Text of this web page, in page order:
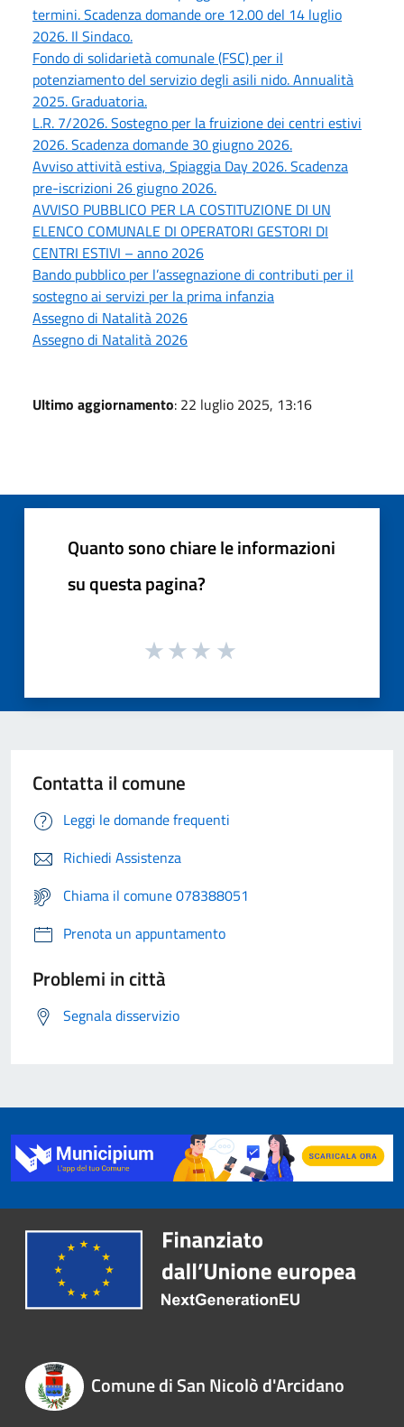
termini. Scadenza domande ore 12.00 del 14 luglio
2026. Il Sindaco.
Fondo di solidarietà comunale (FSC) per il
potenziamento del servizio degli asili nido. Annualità
2025. Graduatoria.
L.R. 7/2026. Sostegno per la fruizione dei centri estivi
2026. Scadenza domande 30 giugno 2026.
Avviso attività estiva, Spiaggia Day 2026. Scadenza
pre-iscrizioni 26 giugno 2026.
AVVISO PUBBLICO PER LA COSTITUZIONE DI UN
ELENCO COMUNALE DI OPERATORI GESTORI DI
CENTRI ESTIVI – anno 2026
Bando pubblico per l’assegnazione di contributi per il
sostegno ai servizi per la prima infanzia
Assegno di Natalità 2026
Assegno di Natalità 2026
Ultimo aggiornamento: 22 luglio 2025, 13:16
Quanto sono chiare le informazioni
su questa pagina?
Contatta il comune
Leggi le domande frequenti
Richiedi Assistenza
Chiama il comune 078388051
Prenota un appuntamento
Problemi in città
Segnala disservizio
Comune di San Nicolò d'Arcidano